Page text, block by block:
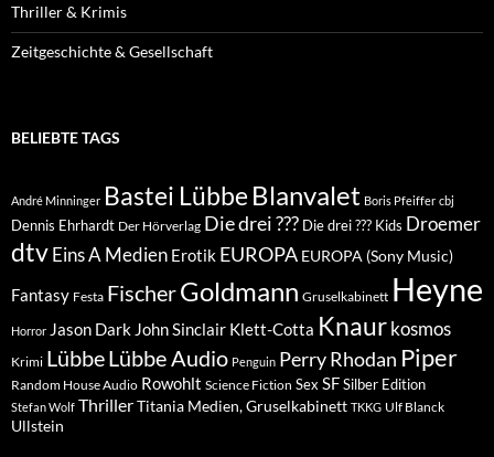
Thriller & Krimis
Zeitgeschichte & Gesellschaft
BELIEBTE TAGS
André Minninger Bastei Lübbe Blanvalet Boris Pfeiffer cbj
Dennis Ehrhardt Der Hörverlag Die drei ??? Die drei ??? Kids Droemer
dtvEins A Medien Erotik EUROPA EUROPA (Sony Music)
Fantasy Festa FischerGoldmann Gruselkabinett Heyne
Horror Jason Dark John Sinclair Klett-Cotta Knaur kosmos
Krimi LübbeLübbe Audio Penguin Perry Rhodan Piper
Random House Audio Rowohlt Science Fiction Sex SFSilber Edition
Stefan Wolf ThrillerTitania Medien, Gruselkabinett TKKG Ulf Blanck
Ullstein